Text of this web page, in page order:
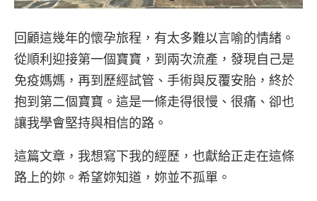
回顧這幾年的懷孕旅程，有太多難以言喻的情緒。
從順利迎接第一個寶寶，到兩次流產，發現自己是
免疫媽媽，再到歷經試管、手術與反覆安胎，終於
抱到第二個寶寶。這是一條走得很慢、很痛、卻也
讓我學會堅持與相信的路。
這篇文章，我想寫下我的經歷，也獻給正走在這條
路上的妳。希望妳知道，妳並不孤單。